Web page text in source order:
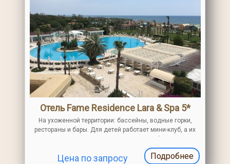
Отель Fame Residence Lara & Spa 5*
На ухоженной территории: бассейны, водные горки,
рестораны и бары. Для детей работает мини-клуб, а их
Цена по запросу Подробнее